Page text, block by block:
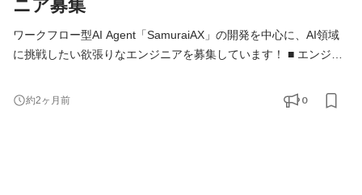
ニア募集
ワークフロー型AI Agent「SamuraiAX」の開発を中心に、AI領域
に挑戦したい欲張りなエンジニアを募集しています！ ■ エンジニ
トと事業を前に進める当事者です。 基本的には全員がフルスタッ
クエンジニアとして、バックエンド・フロントエンド・AI・イン
約2ヶ月前 0